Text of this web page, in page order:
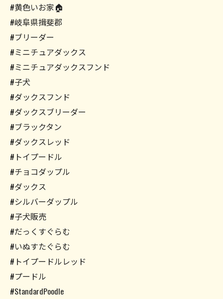
#黄色いお家🏠
#岐阜県揖斐郡
#ブリーダー
#ミニチュアダックス
#ミニチュアダックスフンド
#子犬
#ダックスフンド
#ダックスブリーダー
#ブラックタン
#ダックスレッド
#トイプードル
#チョコダップル
#ダックス
#シルバーダップル
#子犬販売
#だっくすぐらむ
#いぬすたぐらむ
#トイプードルレッド
#プードル
#StandardPoodle